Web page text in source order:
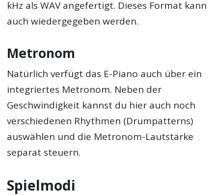
kHz als WAV angefertigt. Dieses Format kann
auch wiedergegeben werden.
Metronom
Natürlich verfügt das E-Piano auch über ein
integriertes Metronom. Neben der
Geschwindigkeit kannst du hier auch noch
verschiedenen Rhythmen (Drumpatterns)
auswählen und die Metronom-Lautstärke
separat steuern.
Spielmodi